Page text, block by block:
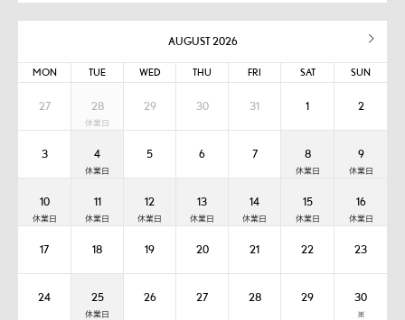
AUGUST 2026
MON TUE WED THU FRI SAT SUN
27 28 29 30 31 1 2
3 4 5 6 7 8 9
10 11 12 13 14 15 16
17 18 19 20 21 22 23
24 25 26 27 28 29 30